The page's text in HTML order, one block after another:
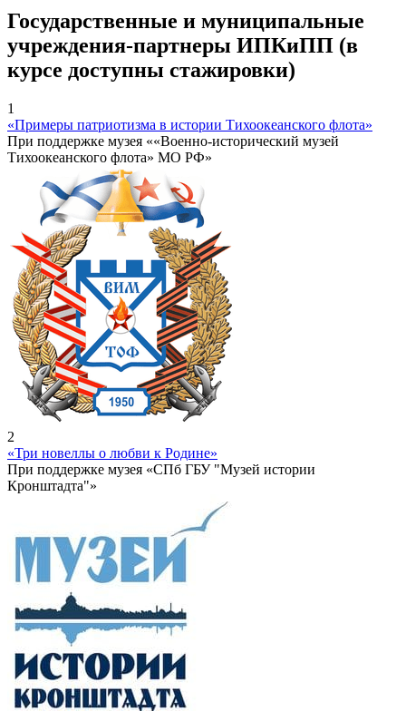
Государственные и муниципальные
учреждения-партнеры ИПКиПП (в
курсе доступны стажировки)
1
«Примеры патриотизма в истории Тихоокеанского флота»
При поддержке музея ««Военно-исторический музей
Тихоокеанского флота» МО РФ»
2
«Три новеллы о любви к Родине»
При поддержке музея «СПб ГБУ "Музей истории
Кронштадта"»